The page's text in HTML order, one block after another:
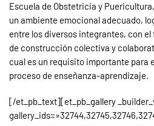
Escuela de Obstetricia y
un ambiente emocional adecuado,
entre los diversos integrantes, con
de construcción colectiva y
cual es un requisito importante para
proceso de enseñanza-aprendizaje.
[/et_pb_text][et_pb_gallery